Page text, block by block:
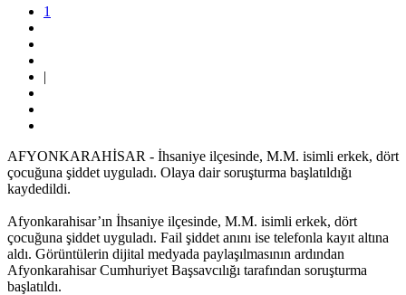
1
|
AFYONKARAHİSAR - İhsaniye ilçesinde, M.M. isimli erkek, dört
çocuğuna şiddet uyguladı. Olaya dair soruşturma başlatıldığı
kaydedildi.
Afyonkarahisar’ın İhsaniye ilçesinde, M.M. isimli erkek, dört
çocuğuna şiddet uyguladı. Fail şiddet anını ise telefonla kayıt altına
aldı. Görüntülerin dijital medyada paylaşılmasının ardından
Afyonkarahisar Cumhuriyet Başsavcılığı tarafından soruşturma
başlatıldı.